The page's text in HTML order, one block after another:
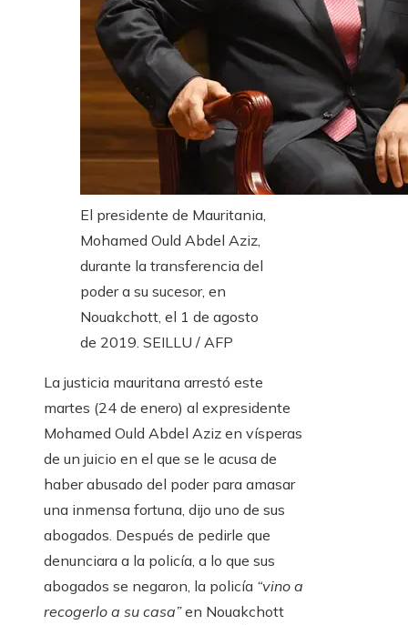
El presidente de Mauritania,
Mohamed Ould Abdel Aziz,
durante la transferencia del
poder a su sucesor, en
Nouakchott, el 1 de agosto
de 2019. SEILLU / AFP
La justicia mauritana arrestó este
martes (24 de enero) al expresidente
Mohamed Ould Abdel Aziz en vísperas
de un juicio en el que se le acusa de
haber abusado del poder para amasar
una inmensa fortuna, dijo uno de sus
abogados. Después de pedirle que
denunciara a la policía, a lo que sus
abogados se negaron, la policía “vino a
recogerlo a su casa”en Nouakchott